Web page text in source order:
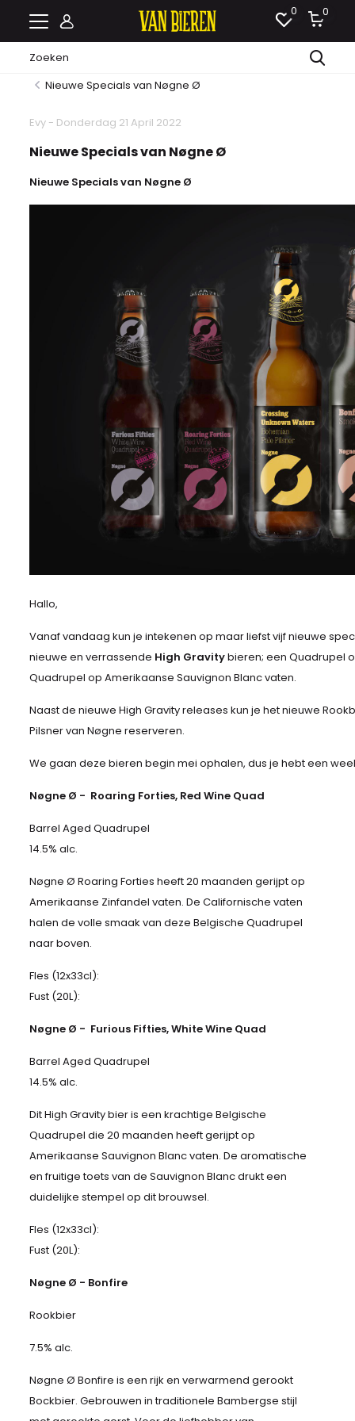
0 0
Nieuwe Specials van Nøgne Ø
Evy - Donderdag 21 April 2022
Nieuwe Specials van Nøgne Ø
Nieuwe Specials van Nøgne Ø
Hallo,
Vanaf vandaag kun je intekenen op maar liefst vijf nieuwe
nieuwe en verrassende High Gravitybieren; een Quadrupel
Quadrupel op Amerikaanse Sauvignon Blanc vaten.
Naast de nieuwe High Gravity releases kun je het nieuwe
Pilsner van Nøgne reserveren.
We gaan deze bieren begin mei ophalen, dus je hebt een
Nøgne Ø - Roaring Forties, Red Wine Quad
Barrel Aged Quadrupel
14.5% alc.
Nøgne Ø Roaring Forties heeft 20 maanden gerijpt op
Amerikaanse Zinfandel vaten. De Californische vaten
halen de volle smaak van deze Belgische Quadrupel
naar boven.
Fles (12x33cl):
Fust (20L):
Nøgne Ø - Furious Fifties, White Wine Quad
Barrel Aged Quadrupel
14.5% alc.
Dit High Gravity bier is een krachtige Belgische
Quadrupel die 20 maanden heeft gerijpt op
Amerikaanse Sauvignon Blanc vaten. De aromatische
en fruitige toets van de Sauvignon Blanc drukt een
duidelijke stempel op dit brouwsel.
Fles (12x33cl):
Fust (20L):
Nøgne Ø - Bonfire
Rookbier
7.5% alc.
Nøgne Ø Bonfire is een rijk en verwarmend gerookt
Bockbier. Gebrouwen in traditionele Bambergse stijl